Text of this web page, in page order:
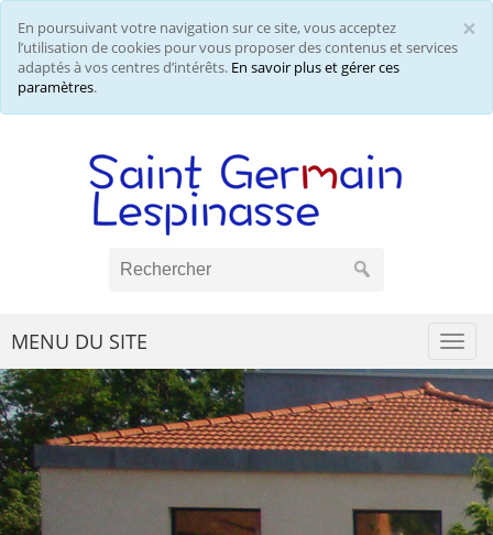
×
En poursuivant votre navigation sur ce site, vous acceptez
l’utilisation de cookies pour vous proposer des contenus et services
adaptés à vos centres d’intérêts. En savoir plus et gérer ces
paramètres.
MENU DU SITE